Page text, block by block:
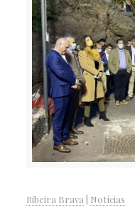
Ribeira Brava| Notícias